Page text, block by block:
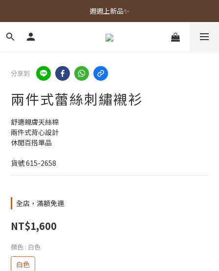
春夏新品上市🌿
週週上新品✨
春夏新品上市🌿
分享到
兩件式蕾絲刺繡襯衫
舒適親膚天絲棉
兩件式背心設計
休閒百搭單品
貨號 615-2658
全店，滿額免運
NT$1,600
顏色 : 白色
白色